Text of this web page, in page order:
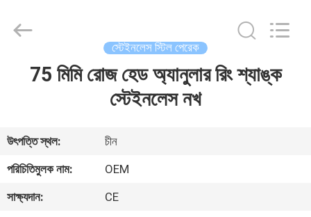
আমাদের
সম্পর্কে
Business
License.
স্টেইনলেস স্টিল পেরেক
75 মিমি রোজ হেড অ্যানুলার রিং শ্যাঙ্ক
স্টেইনলেস নখ
উৎপত্তি স্থল:
চীন
পরিচিতিমুলক নাম:
OEM
সাক্ষ্যদান:
CE